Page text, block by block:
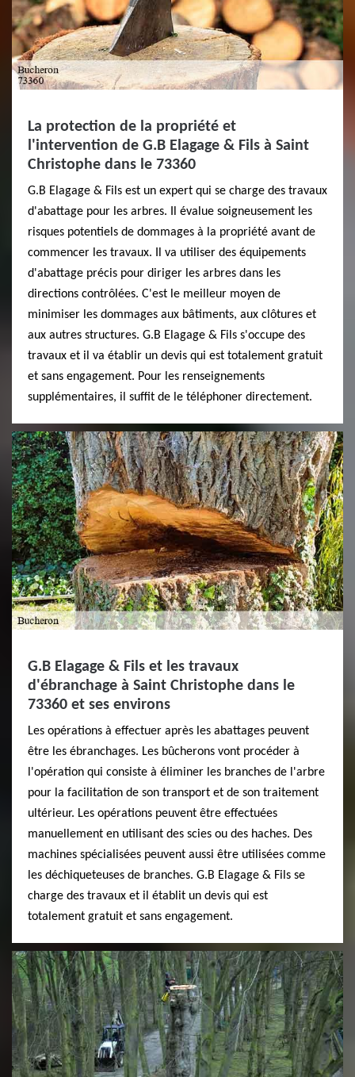
La protection de la propriété et
l'intervention de G.B Elagage & Fils à Saint
Christophe dans le 73360
G.B Elagage & Fils est un expert qui se charge des travaux
d'abattage pour les arbres. Il évalue soigneusement les
risques potentiels de dommages à la propriété avant de
commencer les travaux. Il va utiliser des équipements
d'abattage précis pour diriger les arbres dans les
directions contrôlées. C'est le meilleur moyen de
minimiser les dommages aux bâtiments, aux clôtures et
aux autres structures. G.B Elagage & Fils s'occupe des
travaux et il va établir un devis qui est totalement gratuit
et sans engagement. Pour les renseignements
supplémentaires, il suffit de le téléphoner directement.
G.B Elagage & Fils et les travaux
d'ébranchage à Saint Christophe dans le
73360 et ses environs
Les opérations à effectuer après les abattages peuvent
être les ébranchages. Les bûcherons vont procéder à
l'opération qui consiste à éliminer les branches de l'arbre
pour la facilitation de son transport et de son traitement
ultérieur. Les opérations peuvent être effectuées
manuellement en utilisant des scies ou des haches. Des
machines spécialisées peuvent aussi être utilisées comme
les déchiqueteuses de branches. G.B Elagage & Fils se
charge des travaux et il établit un devis qui est
totalement gratuit et sans engagement.